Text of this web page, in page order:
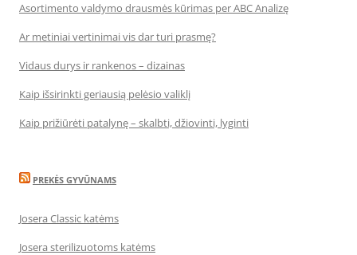
Asortimento valdymo drausmės kūrimas per ABC Analizę
Ar metiniai vertinimai vis dar turi prasmę?
Vidaus durys ir rankenos – dizainas
Kaip išsirinkti geriausią pelėsio valiklį
Kaip prižiūrėti patalynę – skalbti, džiovinti, lyginti
PREKĖS GYVŪNAMS
Josera Classic katėms
Josera sterilizuotoms katėms